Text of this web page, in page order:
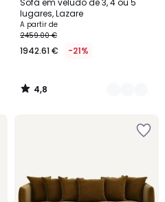
Sofá em veludo de 3, 4 ou 5
lugares, Lazare
A partir de
2459.00 €
1942.61 € -21%
Cores
4,8
/